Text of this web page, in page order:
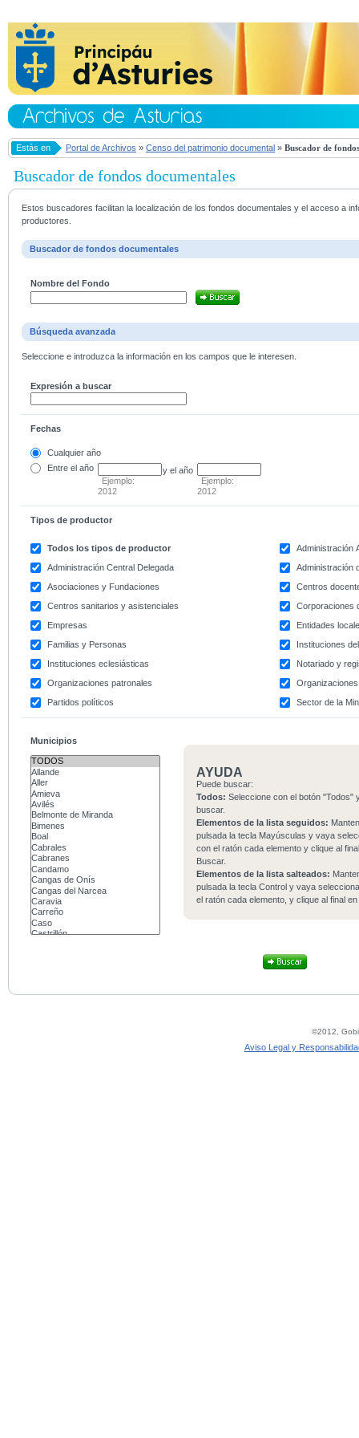
Estás en Portal de Archivos » Censo del patrimonio documental » Buscador de
Buscador de fondos documentales
Estos buscadores facilitan la localización de los fondos documentales y el acceso a
productores.
Buscador de fondos documentales
Nombre del Fondo
Búsqueda avanzada
Seleccione e introduzca la información en los campos que le interesen.
Expresión a buscar
Fechas
Cualquier año
Entre el año
Ejemplo:
2012
y el año
Ejemplo:
2012
Tipos de productor
Todos los tipos de productor
Administración
Administración Central Delegada
Administración
Asociaciones y Fundaciones
Centros
Centros sanitarios y asistenciales
Corporaciones
Empresas
Entidades
Familias y Personas
Instituciones
Instituciones eclesiásticas
Notariado y
Organizaciones patronales
Partidos políticos
Sector de la
Municipios
AYUDA
Puede buscar:
Todos: Seleccione con el botón "Todos"
buscar.
Elementos de la lista seguidos:
pulsada la tecla Mayúsculas y vaya
con el ratón cada elemento y clique al
Buscar.
Elementos de la lista salteados:
pulsada la tecla Control y vaya
el ratón cada elemento, y clique al final
©2012,
Aviso Legal y